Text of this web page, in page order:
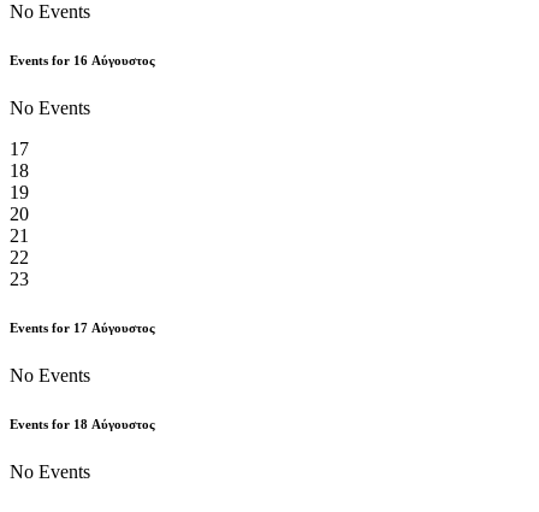
No Events
Events for 16 Αύγουστος
No Events
17
18
19
20
21
22
23
Events for 17 Αύγουστος
No Events
Events for 18 Αύγουστος
No Events